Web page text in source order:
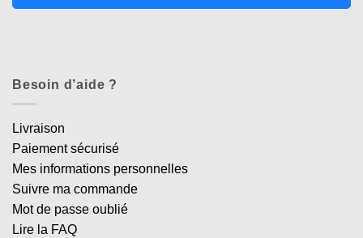
Besoin d’aide ?
Livraison
Paiement sécurisé
Mes informations personnelles
Suivre ma commande
Mot de passe oublié
Lire la FAQ